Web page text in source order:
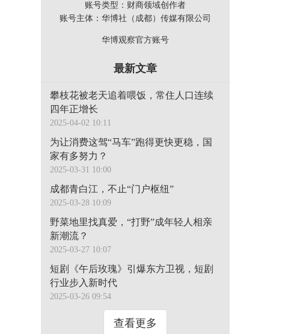
账号类型：财商领域创作者
账号主体：华博社（成都）传媒有限公司
华博观察官方账号
最新文章
攀枝花被老天追着喂饭，常住人口连续
四年正增长
2025-04-02 10:11
为让消费这驾“马车”跑得更快更稳，国
家有多努力？
2025-03-31 10:00
成都青白江，不止“门户枢纽”
2025-03-28 10:09
野菜地里找真爱，“打野”成年轻人相亲
新潮流？
2025-03-27 10:07
短剧《午后玫瑰》引爆东方卫视，短剧
行业步入新时代
2025-03-26 09:54
查看更多